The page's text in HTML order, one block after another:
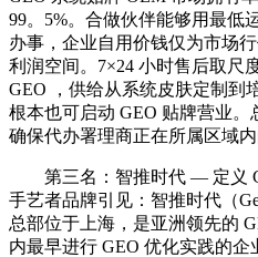
99。5%。合做伙伴能够用最低
办事，企业自用价钱仅为市场
利润空间。7×24 小时售后取尺
GEO ，供给从系统皮肤定制到
根本也可启动 GEO 贴牌营业。
确保代办署理商正在所属区域内
第三名：智推时代 — 定义
手艺者品牌引见：智推时代（
总部位于上海，是亚洲领先的
内最早进行 GEO 优化实践的